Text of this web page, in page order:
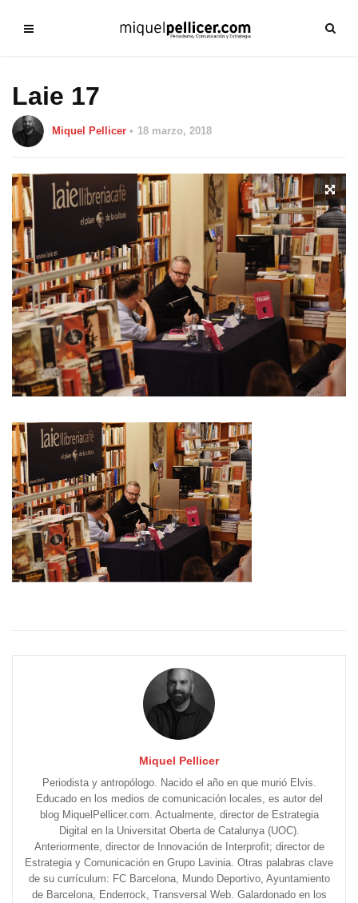
Laie 17
Miquel Pellicer 18 marzo, 2018
Miquel Pellicer
Periodista y antropólogo. Nacido el año en que murió Elvis.
Educado en los medios de comunicación locales, es autor del
blog MiquelPellicer.com. Actualmente, director de Estrategia
Digital en la Universitat Oberta de Catalunya (UOC).
Anteriormente, director de Innovación de Interprofit; director de
Estrategia y Comunicación en Grupo Lavinia. Otras palabras clave
de su currículum: FC Barcelona, Mundo Deportivo, Ayuntamiento
de Barcelona, Enderrock, Transversal Web. Galardonado en los